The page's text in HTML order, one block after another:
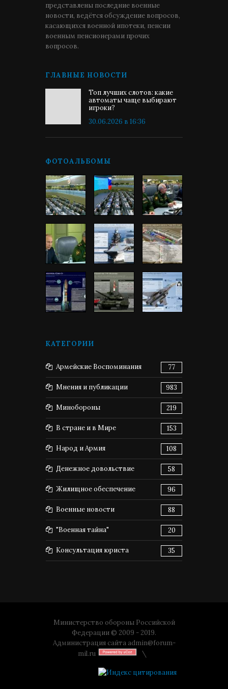
представлены последние военные
новости, ведётся обсуждение вопросов,
касающихся военной ипотеки, пенсии
военным пенсионерами прочих
вопросов.
ГЛАВНЫЕ НОВОСТИ
Топ лучших слотов: какие
автоматы чаще выбирают
игроки?
30.06.2026 в 16:36
ФОТОАЛЬБОМЫ
КАТЕГОРИИ
Армейские Воспоминания 77
Мнения и публикации 983
Минобороны 219
В стране и в Мире 153
Народ и Армия 108
Денежное довольствие 58
Жилищное обеспечение 96
Военные новости 88
"Военная тайна" 20
Консультация юриста 35
Министерство обороны Российской
Федерации © 2009 - 2019.
Администрация сайта admin@forum-
mil.ru